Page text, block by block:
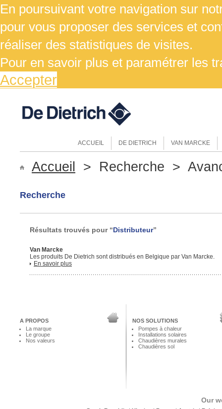
En poursuivant votre navigation sur
pour vous proposer des services et
réaliser des statistiques de visites.
Pour en savoir plus et paramétrer les
Accepter
ACCUEIL DE DIETRICH VAN MARCKE
Accueil > Recherche >
Recherche
Résultats trouvés pour “Distributeur”
Van Marcke
Les produits De Dietrich sont distribués en Belgique par Van Marcke.
En savoir plus
A PROPOS
La marque
Le groupe
Nos valeurs
NOS SOLUTIONS
Pompes à chaleur
Installations solaires
Chaudières murales
Chaudières sol
Our